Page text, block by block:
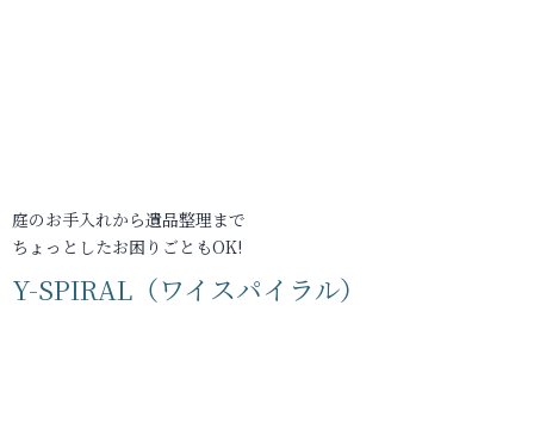
庭のお手入れから遺品整理まで
ちょっとしたお困りごともOK!
Y-SPIRAL（ワイスパイラル）